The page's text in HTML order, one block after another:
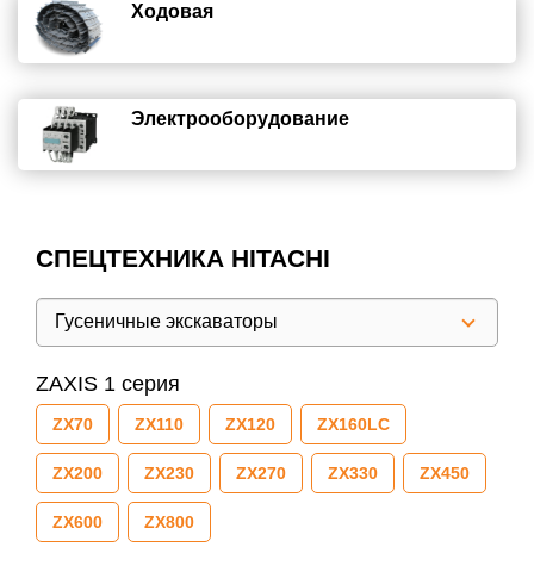
Ходовая
Электрооборудование
СПЕЦТЕХНИКА HITACHI
Гусеничные экскаваторы
ZAXIS 1 серия
ZX70 ZX110 ZX120 ZX160LC
ZX200 ZX230 ZX270 ZX330 ZX450
ZX600 ZX800